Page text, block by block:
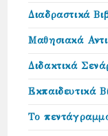
Διαδραστικά
Μαθησιακά
Διδακτικά
Εκπαιδευτικά
Το